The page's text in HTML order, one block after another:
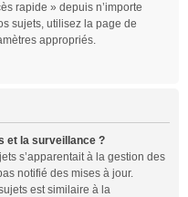
rapide » depuis n’importe
sujets, utilisez la page de
appropriés.
et la surveillance ?
s’apparentait à la gestion des
notifié des mises à jour.
est similaire à la